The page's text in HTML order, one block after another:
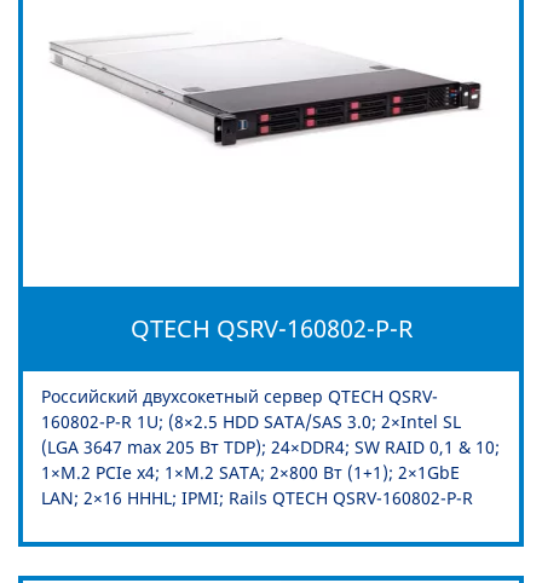
QTECH QSRV-160802-P-R
Российский двухсокетный сервер QTECH QSRV-
160802-P-R 1U; (8×2.5 HDD SATA/SAS 3.0; 2×Intel SL
(LGA 3647 max 205 Вт TDP); 24×DDR4; SW RAID 0,1 & 10;
1×M.2 PCIe x4; 1×M.2 SATA; 2×800 Вт (1+1); 2×1GbE
LAN; 2×16 HHHL; IPMI; Rails QTECH QSRV-160802-P-R